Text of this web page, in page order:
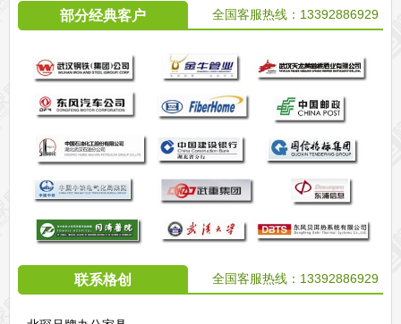
部分经典客户 全国客服热线： 13392886929
联系格创 全国客服热线： 13392886929